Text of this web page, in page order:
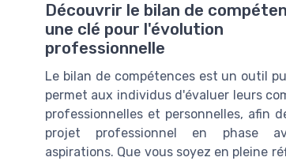
Découvrir le bilan de
une clé pour l'évolution
professionnelle
Le bilan de compétences est un outil
permet aux individus d'évaluer leurs
professionnelles et personnelles, afin
projet professionnel en phase
aspirations. Que vous soyez en pleine